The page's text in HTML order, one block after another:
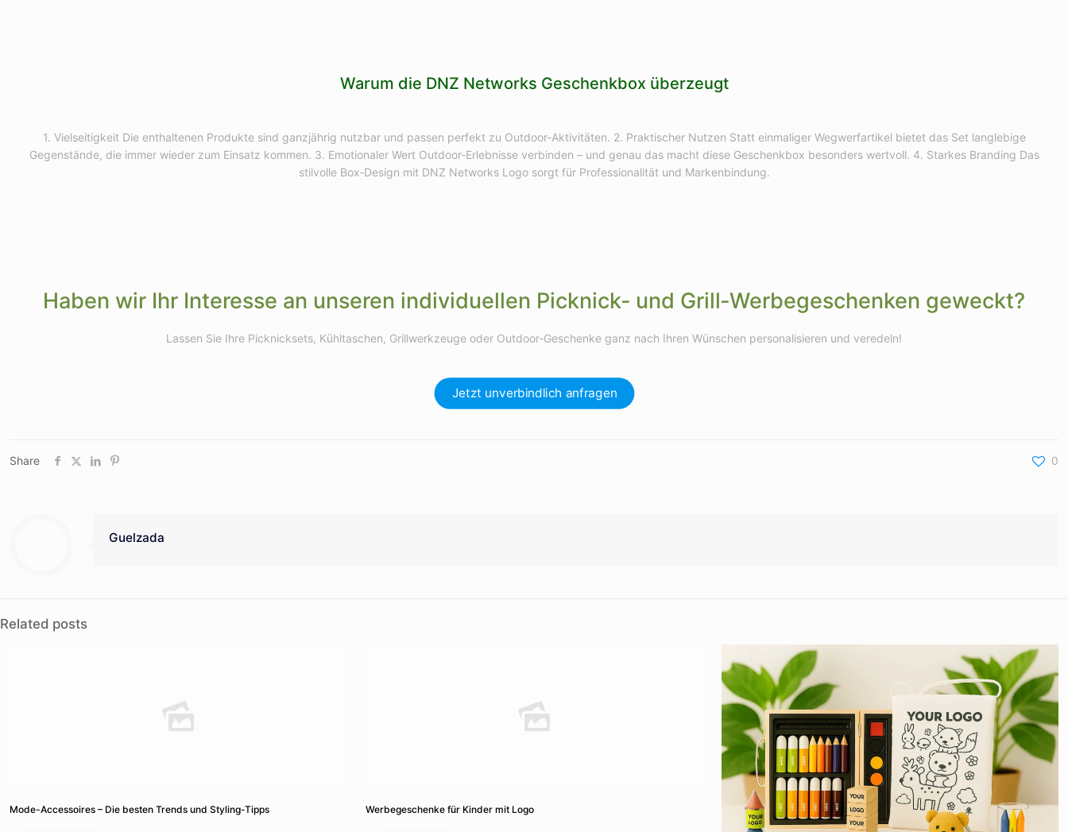
Warum die DNZ Networks Geschenkbox überzeugt
1. Vielseitigkeit Die enthaltenen Produkte sind ganzjährig nutzbar und passen perfekt zu Outdoor‑Aktivitäten. 2. Praktischer Nutzen Statt einmaliger Wegwerfartikel bietet das Set langlebige
Gegenstände, die immer wieder zum Einsatz kommen. 3. Emotionaler Wert Outdoor‑Erlebnisse verbinden – und genau das macht diese Geschenkbox besonders wertvoll. 4. Starkes Branding Das
stilvolle Box‑Design mit DNZ Networks Logo sorgt für Professionalität und Markenbindung.
Haben wir Ihr Interesse an unseren individuellen Picknick‑ und Grill‑Werbegeschenken geweckt?
Lassen Sie Ihre Picknicksets, Kühltaschen, Grillwerkzeuge oder Outdoor‑Geschenke ganz nach Ihren Wünschen personalisieren und veredeln!
Jetzt unverbindlich anfragen
Share 0
Guelzada
Related posts
Mode-Accessoires – Die besten Trends und Styling-Tipps Werbegeschenke für Kinder mit Logo